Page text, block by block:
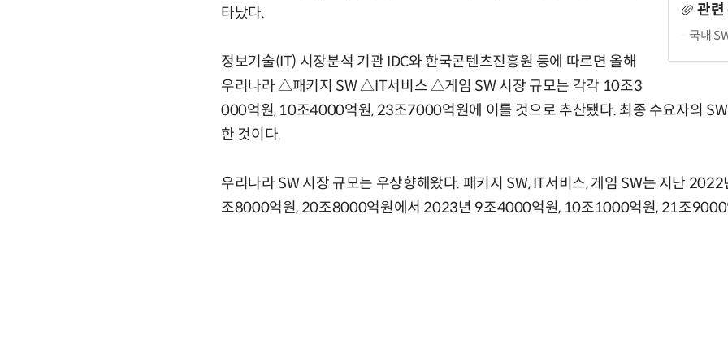
관련
국내
타났다.
정보기술(IT) 시장분석 기관 IDC와 한국콘텐츠진흥원 등에 따르면 올해
우리나라 △패키지 SW △IT서비스 △게임 SW 시장 규모는 각각 10조3
000억원, 10조4000억원, 23조7000억원에 이를 것으로 추산됐다. 최종 수요자의
한 것이다.
우리나라 SW 시장 규모는 우상향해왔다. 패키지 SW, IT서비스, 게임 SW는 지난
조8000억원, 20조8000억원에서 2023년 9조4000억원, 10조1000억원, 21조9000